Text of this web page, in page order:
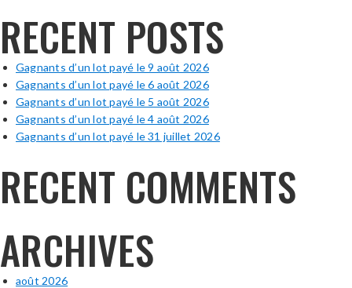
RECENT POSTS
Gagnants d’un lot payé le 9 août 2026
Gagnants d’un lot payé le 6 août 2026
Gagnants d’un lot payé le 5 août 2026
Gagnants d’un lot payé le 4 août 2026
Gagnants d’un lot payé le 31 juillet 2026
RECENT COMMENTS
ARCHIVES
août 2026